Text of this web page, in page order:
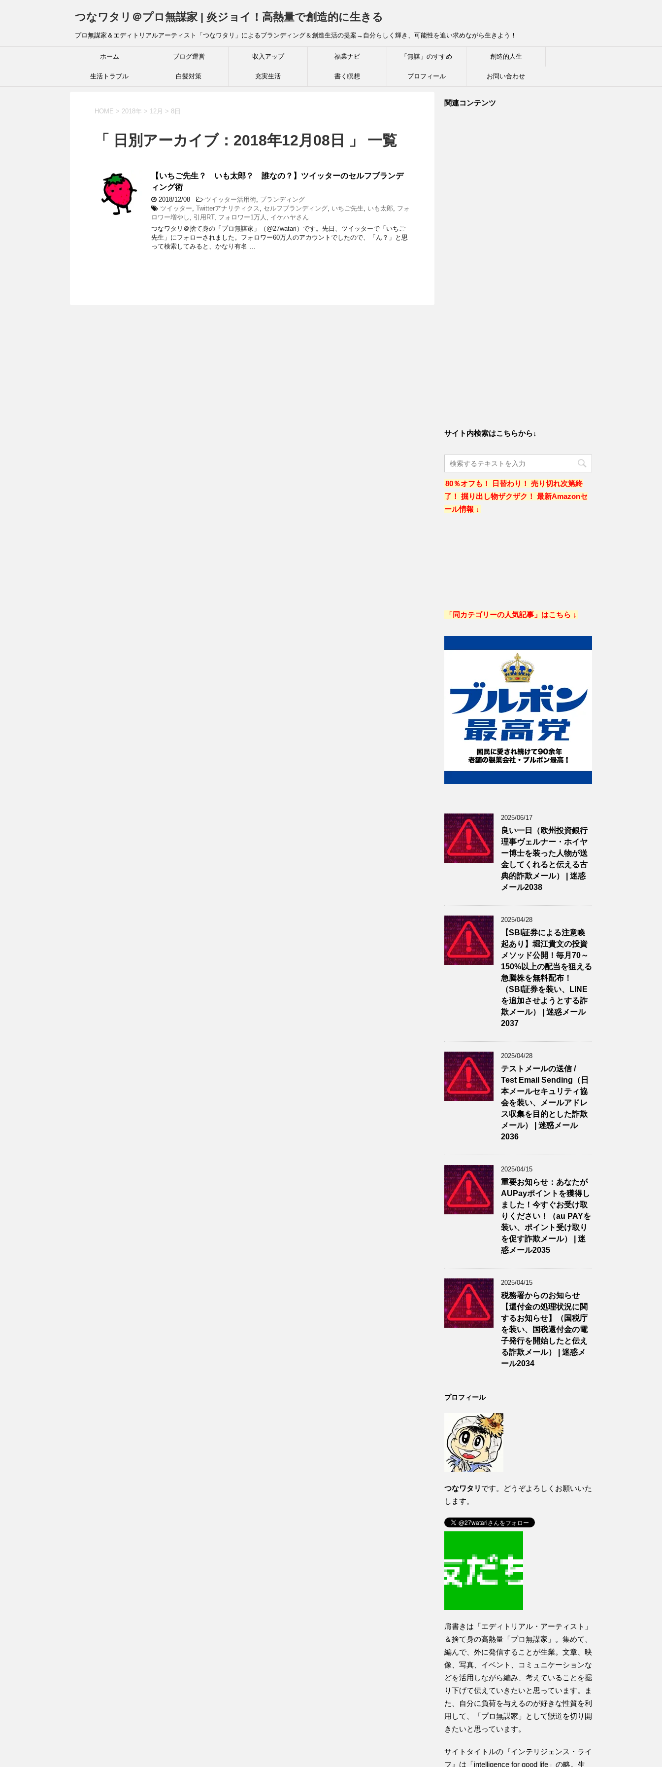
つなワタリ＠プロ無謀家 | 炎ジョイ！高熱量で創造的に生きる
プロ無謀家＆エディトリアルアーティスト「つなワタリ」によるブランディング＆創造生活の提案→自分らしく輝き、可能性を追い求めながら生きよう！
ホーム ブログ運営 収入アップ 福業ナビ 「無謀」のすすめ 創造的人生
生活トラブル 白髪対策 充実生活 書く瞑想 プロフィール お問い合わせ
HOME > 2018年 > 12月 > 8日
「 日別アーカイブ：2018年12月08日 」 一覧
【いちご先生？ いも太郎？ 誰なの？】ツイッターのセルフブランデ
ィング術
2018/12/08 -ツイッター活用術, ブランディング
ツイッター, Twitterアナリティクス , セルフブランディング, いちご先生, いも太郎, フォ
ロワー増やし , 引用RT, フォロワー1万人 , イケハヤさん
つなワタリ＠捨て身の「プロ無謀家」（@27watari）です。先日、ツイッターで「いちご
先生」にフォローされました。フォロワー60万人のアカウントでしたので、「ん？」と思
って検索してみると、かなり有名 …
関連コンテンツ
サイト内検索はこちらから↓
80％オフも！ 日替わり！ 売り切れ次第終
了！ 掘り出し物ザクザク！ 最新Amazonセ
ール情報 ↓
「同カテゴリーの人気記事」はこちら ↓
2025/06/17
良い一日（欧州投資銀行
理事ヴェルナー・ホイヤ
ー博士を装った人物が送
金してくれると伝える古
典的詐欺メール） | 迷惑
メール2038
2025/04/28
【SBI証券による注意喚
起あり】堀江貴文の投資
メソッド公開！毎月70～
150%以上の配当を狙える
急騰株を無料配布！
（SBI証券を装い、LINE
を追加させようとする詐
欺メール） | 迷惑メール
2037
2025/04/28
テストメールの送信 /
Test Email Sending（日
本メールセキュリティ協
会を装い、メールアドレ
ス収集を目的とした詐欺
メール） | 迷惑メール
2036
2025/04/15
重要お知らせ：あなたが
AUPayポイントを獲得し
ました！今すぐお受け取
りください！（au PAYを
装い、ポイント受け取り
を促す詐欺メール） | 迷
惑メール2035
2025/04/15
税務署からのお知らせ
【還付金の処理状況に関
するお知らせ】（国税庁
を装い、国税還付金の電
子発行を開始したと伝え
る詐欺メール） | 迷惑メ
ール2034
プロフィール
つなワタリ です。どうぞよろしくお願いいた
します。
肩書きは「エディトリアル・アーティスト」
＆捨て身の高熱量「プロ無謀家」。集めて、
編んで、外に発信することが生業。文章、映
像、写真、イベント、コミュニケーションな
どを活用しながら編み、考えていることを掘
り下げて伝えていきたいと思っています。ま
た、自分に負荷を与えるのが好きな性質を利
用して、「プロ無謀家」として獣道を切り開
きたいと思っています。
サイトタイトルの『インテリジェンス・ライ
フ』は「intelligence for good life」の略。生